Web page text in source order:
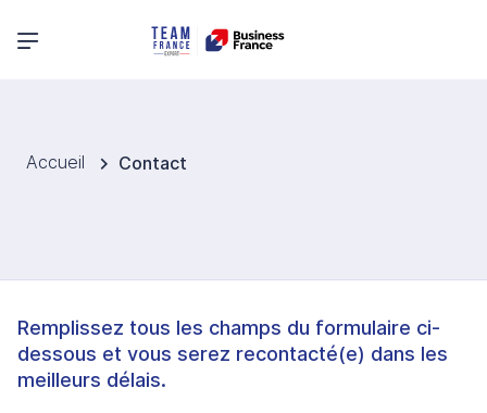
Menu principal
Accueil Contact
Remplissez tous les champs du formulaire ci-
dessous et vous serez recontacté(e) dans les
meilleurs délais.